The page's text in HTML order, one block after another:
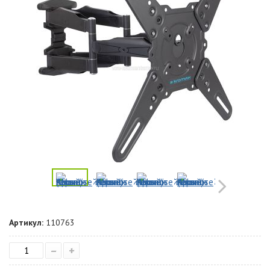
Артикул: 110763
– +